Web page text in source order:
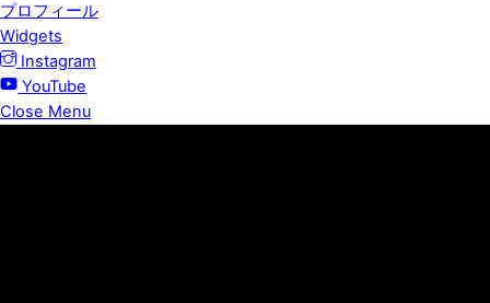
プロフィール
Widgets
Instagram
YouTube
Close Menu